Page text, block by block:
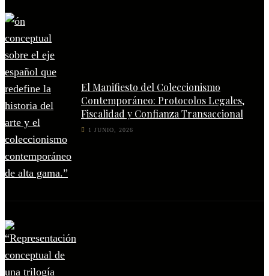
El Manifiesto del Coleccionismo
Contemporáneo: Protocolos Legales,
Fiscalidad y Confianza Transaccional
1 JUNIO, 2026